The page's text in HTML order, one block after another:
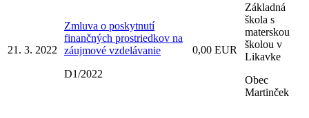
21. 3. 2022
Zmluva o poskytnutí
finančných prostriedkov na
záujmové vzdelávanie
D1/2022
0,00 EUR
Základná
škola s
materskou
školou v
Likavke
Obec
Martinček